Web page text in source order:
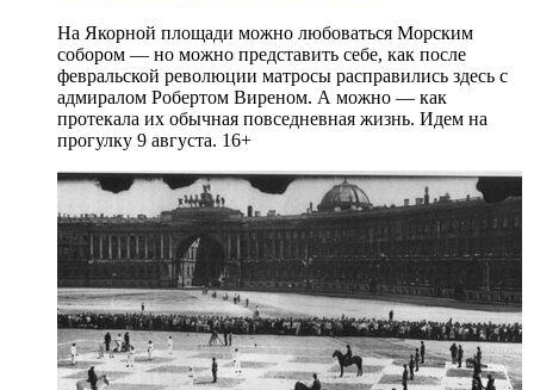
На Якорной площади можно любоваться Морским
собором — но можно представить себе, как после
февральской революции матросы расправились здесь с
адмиралом Робертом Виреном. А можно — как
протекала их обычная повседневная жизнь. Идем на
прогулку 9 августа. 16+